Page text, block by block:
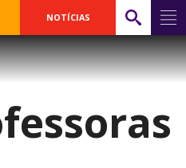
NOTÍCIAS